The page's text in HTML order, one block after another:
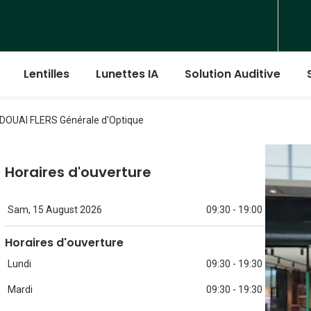
Armani Exchange
Polo Ralph Lauren
pilotes
Lentilles
Mettre mes lentilles
Lunettes IA Solution Auditive
FLERS Générale d'Optique
Horaires d'ouverture
Sam, 15 August 2026 09:30 - 19:00
Horaires d'ouverture
Lundi 09:30 - 19:30
Mardi 09:30 - 19:30